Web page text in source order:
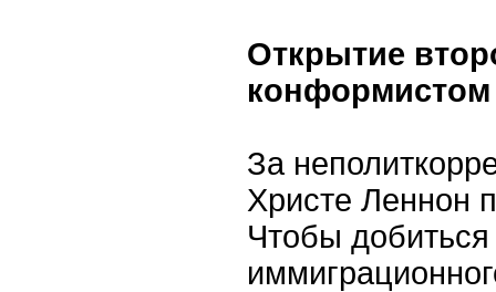
Открытие
конформистом
За
Христе Леннон
Чтобы